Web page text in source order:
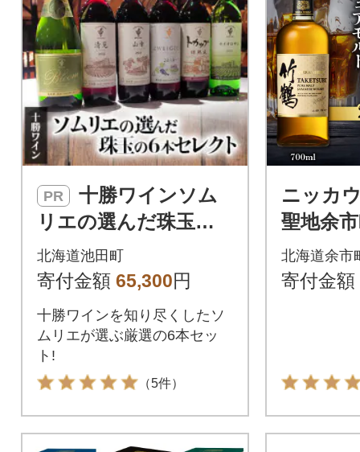
PR
リエの選んだ珠玉の6
本セレクト
北海道池田町
寄付金額 65,300円
十勝ワインを知り尽くしたソ
ムリエが選ぶ厳選の6本セッ
ト!
（5件）
ニッカ
聖地余
アモル
グルモ
北海道余市
寄付金額